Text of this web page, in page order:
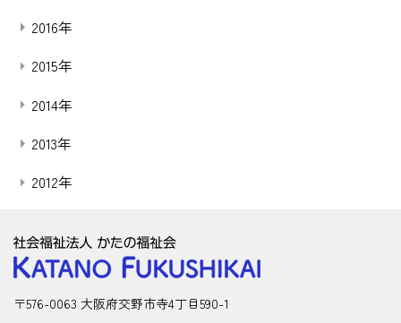
2016年
2015年
2014年
2013年
2012年
〒576-0063 大阪府交野市寺4丁目590-1